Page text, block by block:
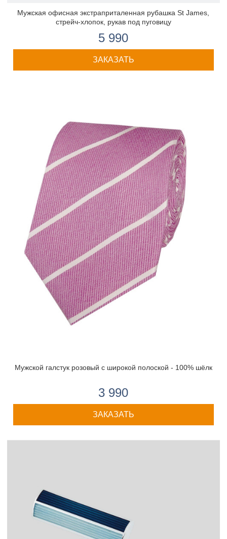
Мужская офисная экстраприталенная рубашка St James,
стрейч-хлопок, рукав под пуговицу
5 990
ЗАКАЗАТЬ
Мужской галстук розовый с широкой полоской - 100% шёлк
3 990
ЗАКАЗАТЬ